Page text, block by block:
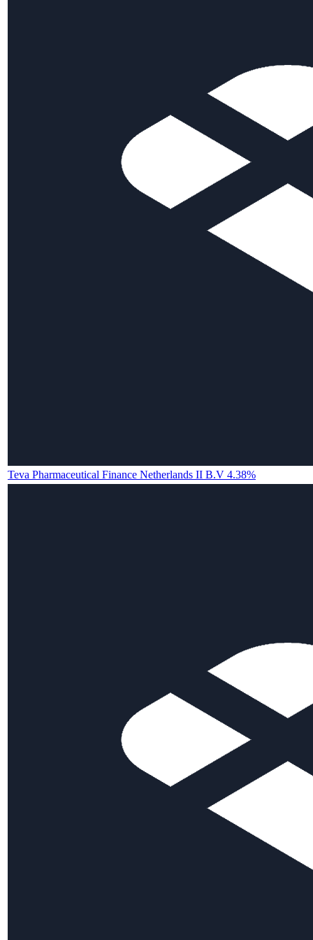
Teva Pharmaceutical Finance Netherlands II B.V 4.38%